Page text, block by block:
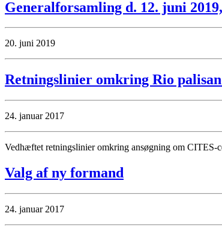
Generalforsamling d. 12. juni
20. juni 2019
Retningslinier omkring Rio
24. januar 2017
Vedhæftet retningslinier omkring ansøgning om CITES-
Valg af ny formand
24. januar 2017